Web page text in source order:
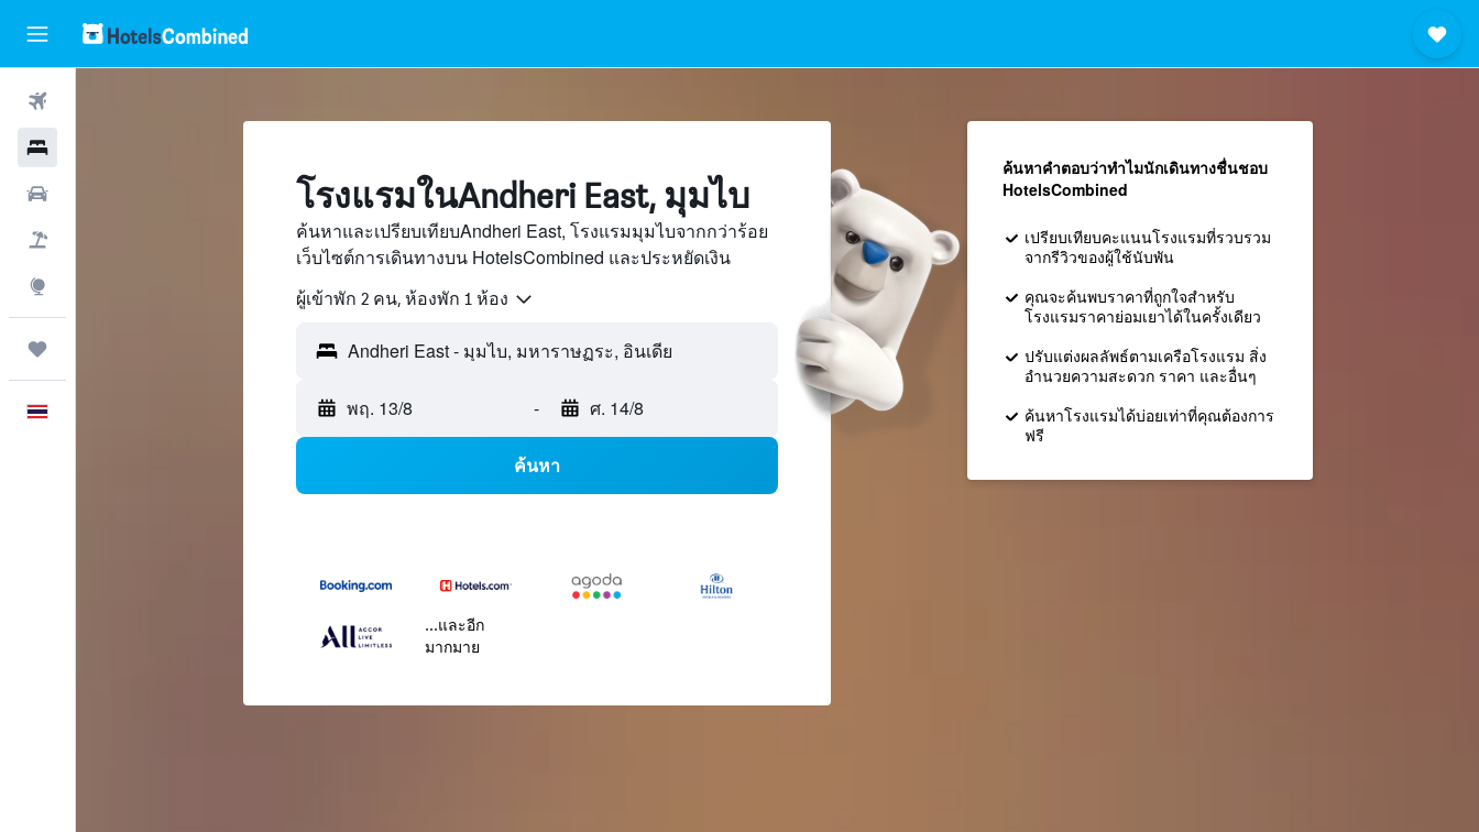
โรงแรมในAndheri East, มุมไบ
ค้นหาและเปรียบเทียบAndheri East, โรงแรมมุมไบจากกว่าร้อย
เว็บไซต์การเดินทางบน HotelsCombined และประหยัดเงิน
ผู้เข้าพัก 2 คน, ห้องพัก 1 ห้อง
พฤ. 13/8 - ศ. 14/8
ค้นหา
...และอีก
มากมาย
ค้นหาคำตอบว่าทำไมนักเดินทางชื่นชอบ
HotelsCombined
เปรียบเทียบคะแนนโรงแรมที่รวบรวม
จากรีวิวของผู้ใช้นับพัน
คุณจะค้นพบราคาที่ถูกใจสำหรับ
โรงแรมราคาย่อมเยาได้ในครั้งเดียว
ปรับแต่งผลลัพธ์ตามเครือโรงแรม สิ่ง
อำนวยความสะดวก ราคา และอื่นๆ
ค้นหาโรงแรมได้บ่อยเท่าที่คุณต้องการ
ฟรี